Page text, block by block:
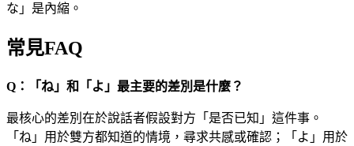
な」是內縮。
常見FAQ
Q：「ね」和「よ」最主要的差別是什麼？
最核心的差別在於說話者假設對方「是否已知」這件事。
「ね」用於雙方都知道的情境，尋求共感或確認；「よ」用於